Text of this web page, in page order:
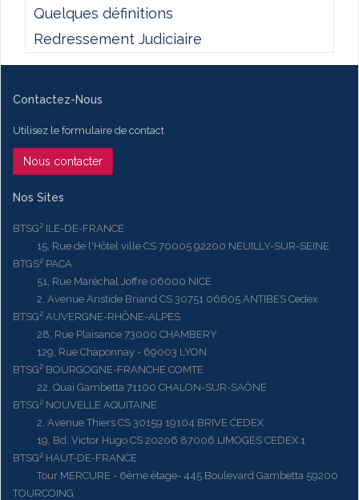
Quelques définitions
Redressement Judiciaire
Contactez-Nous
Utilisez le formulaire de contact
Nous contacter
Nos Sites
BTSG² ILE-DE-FRANCE
15, Rue de l'Hôtel ville CS 70005 92200 NEUILLY-SUR-SEINE
BTGS² PACA
51, Rue Maréchal Joffre 06000 NICE
2, Avenue Aristide Briand CS 30751 06605 ANTIBES Cedex
BTSG² AUVERGNE-RHÔNE-ALPES
28, Rue Plaisance 73000 CHAMBERY
129, Rue Chaponnay - 69003 LYON
BTSG² BOURGOGNE-FRANCHE COMTE
22, Quai Gambetta 71100 CHALON-SUR-SAÔNE
BTSG² NOUVELLE AQUITAINE
2, Avenue Thiers CS 30159 19104 BRIVE CEDEX
19, Bd. Victor Hugo CS 20206 87006 LIMOGES CEDEX 1
BTSG² HAUT-DE-FRANCE
Tour MERCURE - 6ème étage- 445 Boulevard Gambetta 59200
TOURCOING